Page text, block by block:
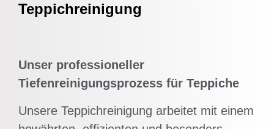
Teppichreinigung
Unser professioneller
Tiefenreinigungsprozess für Teppiche
Unsere Teppichreinigung arbeitet mit einem